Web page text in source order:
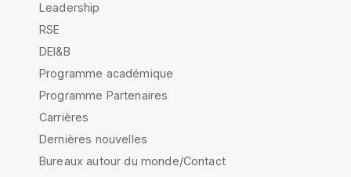
Leadership
RSE
DEI&B
Programme académique
Programme Partenaires
Carrières
Dernières nouvelles
Bureaux autour du monde/Contact